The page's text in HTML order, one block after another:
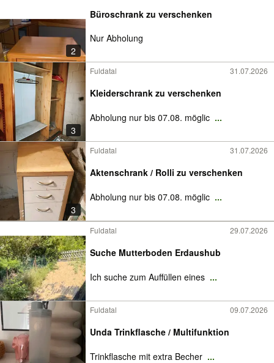
2
Büroschrank zu verschenken
Nur Abholung
3
Fuldatal 31.07.2026
Kleiderschrank zu verschenken
Abholung nur bis 07.08. möglic ...
3
Fuldatal 31.07.2026
Aktenschrank / Rolli zu verschenken
Abholung nur bis 07.08. möglic ...
Fuldatal 29.07.2026
Suche Mutterboden Erdaushub
Ich suche zum Auffüllen eines ...
Fuldatal 09.07.2026
Unda Trinkflasche / Multifunktion
Trinkflasche mit extra Becher ...